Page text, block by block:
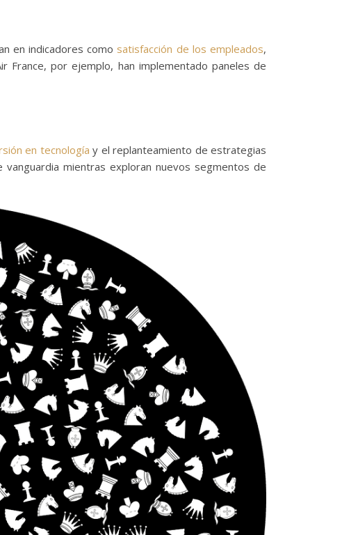
en indicadores como satisfacción de los empleados,
France, por ejemplo, han implementado paneles de
en tecnología y el replanteamiento de estrategias
mientras exploran nuevos segmentos de